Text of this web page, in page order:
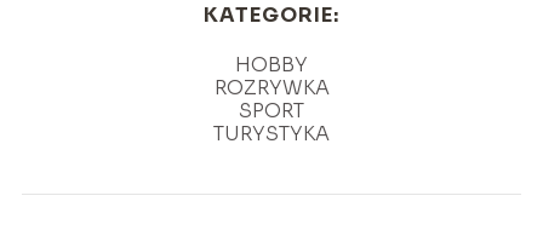
KATEGORIE:
HOBBY
ROZRYWKA
SPORT
TURYSTYKA